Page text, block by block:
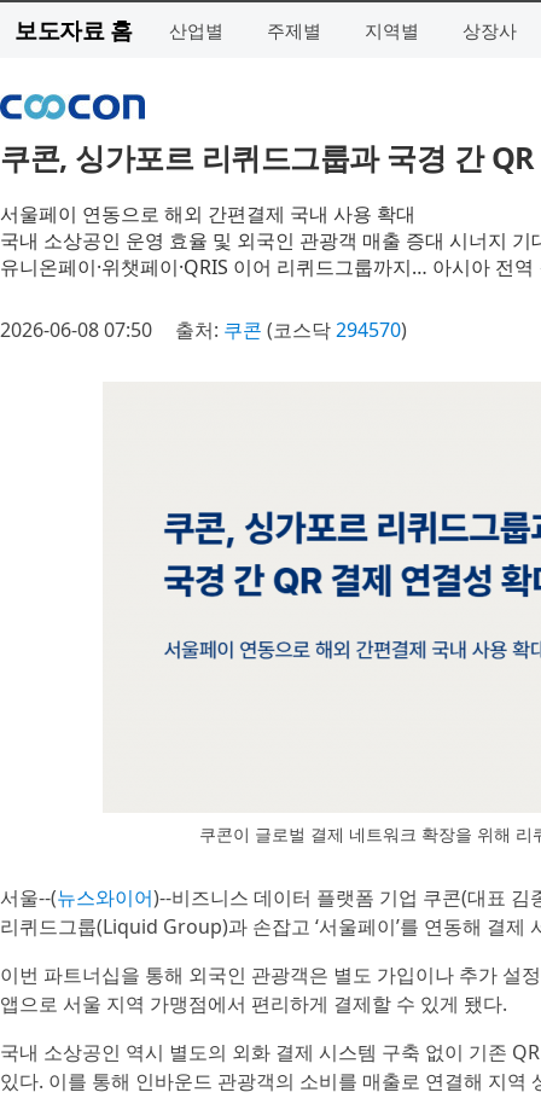
보도자료 홈 산업별 주제별 지역별 상장사
쿠콘, 싱가포르 리퀴드그룹과 국경 간
서울페이 연동으로 해외 간편결제 국내 사용 확대
국내 소상공인 운영 효율 및 외국인 관광객 매출 증대 시너지 기
유니온페이·위챗페이·QRIS 이어 리퀴드그룹까지… 아시아 전
2026-06-08 07:50 출처: 쿠콘 (코스닥294570)
쿠콘이 글로벌 결제 네트워크 확장을 위해
서울--(뉴스와이어)--비즈니스 데이터 플랫폼 기업 쿠콘(대표
리퀴드그룹(Liquid Group)과 손잡고 ‘서울페이’를 연동해 결제
이번 파트너십을 통해 외국인 관광객은 별도 가입이나 추가 설
앱으로 서울 지역 가맹점에서 편리하게 결제할 수 있게 됐다.
국내 소상공인 역시 별도의 외화 결제 시스템 구축 없이 기존
있다. 이를 통해 인바운드 관광객의 소비를 매출로 연결해 지역